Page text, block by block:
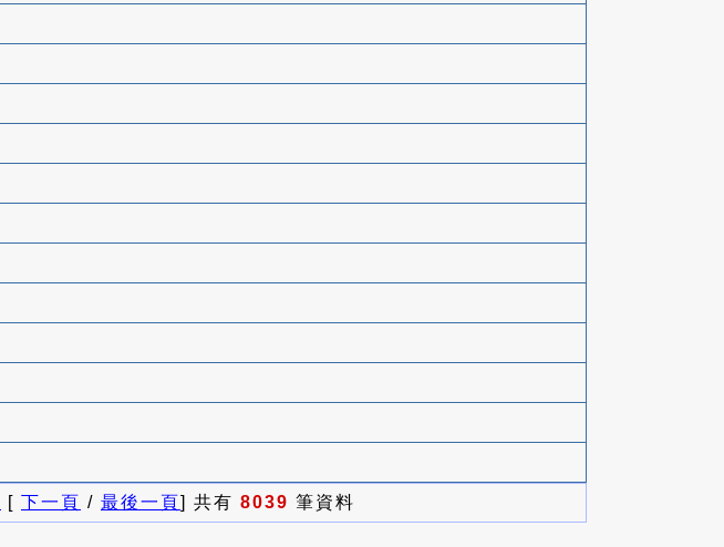
[ 下一頁 / 最後一頁] 共有 8039 筆資料